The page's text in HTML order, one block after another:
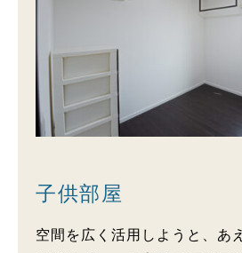
子供部屋
空間を広く活用しようと、あ